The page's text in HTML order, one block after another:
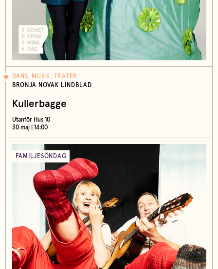
DANS, MUSIK, TEATER
BRONJA NOVAK LINDBLAD
Kullerbagge
Utanför Hus 10
30 maj | 14:00
FAMILJESÖNDAG